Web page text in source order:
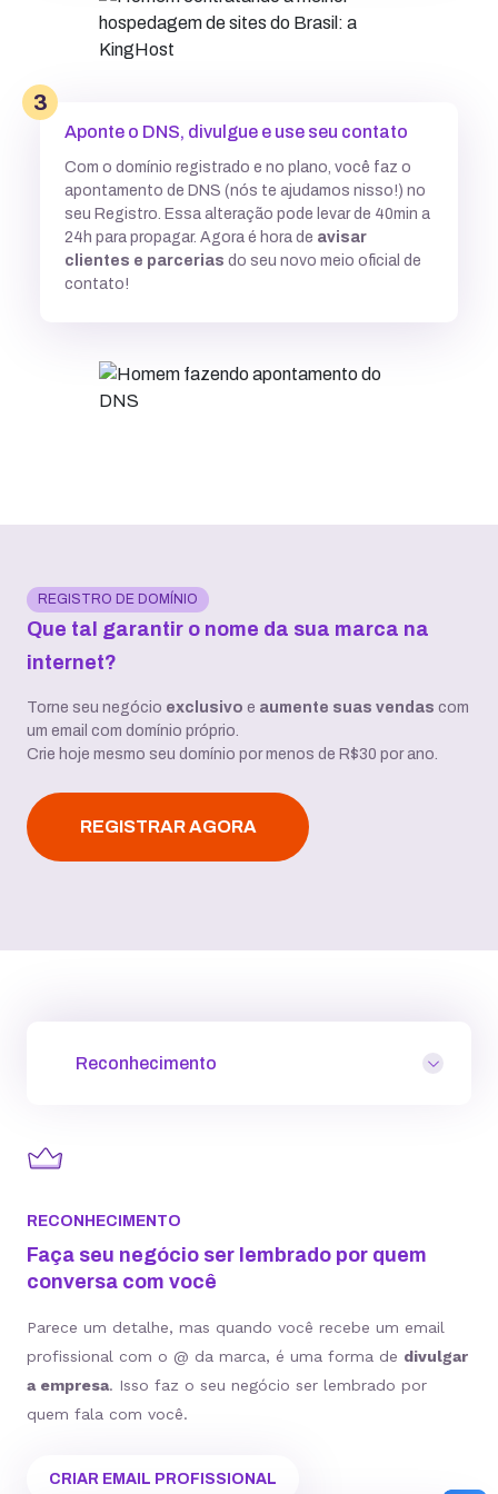
3
Aponte o DNS, divulgue e use seu contato
Com o domínio registrado e no plano, você faz o
apontamento de DNS (nós te ajudamos nisso!) no
seu Registro. Essa alteração pode levar de 40min a
24h para propagar. Agora é hora de avisar
clientes e parcerias do seu novo meio oficial de
contato!
REGISTRO DE DOMÍNIO
Que tal garantir o nome da sua marca na
internet?
Torne seu negócio exclusivo e aumente suas vendas com
um email com domínio próprio.
Crie hoje mesmo seu domínio por menos de R$30 por ano.
REGISTRAR AGORA
Reconhecimento
RECONHECIMENTO
Faça seu negócio ser lembrado por quem
conversa com você
Parece um detalhe, mas quando você recebe um email
profissional com o @ da marca, é uma forma de divulgar
a empresa. Isso faz o seu negócio ser lembrado por
quem fala com você.
CRIAR EMAIL PROFISSIONAL